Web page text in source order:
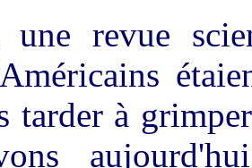
une revue
tarder à